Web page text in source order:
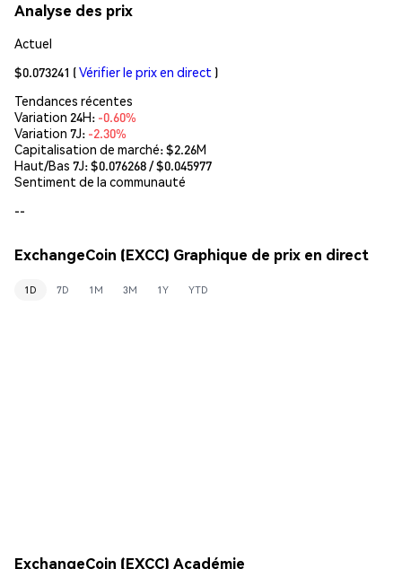
Analyse des prix
Actuel
$0.073241 (Vérifier le prix en direct )
Tendances récentes
Variation 24H: -0.60%
Variation 7J: -2.30%
Capitalisation de marché:$2.26M
Haut/Bas 7J: $0.076268/ $0.045977
Sentiment de la communauté
--
ExchangeCoin (EXCC) Graphique de prix en direct
1D 7D 1M 3M 1Y YTD
ExchangeCoin (EXCC) Académie